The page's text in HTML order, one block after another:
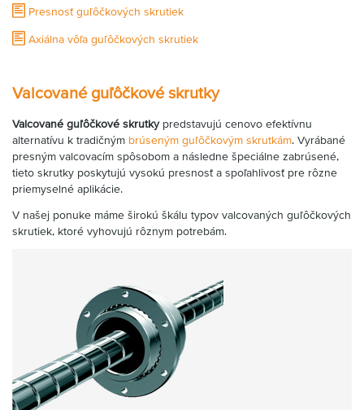
Presnosť guľôčkových skrutiek
Axiálna vôľa guľôčkových skrutiek
​Valcované guľôčkové skrutky
Valcované guľôčkové skrutkypredstavujú cenovo efektívnu
alternatívu k tradičným brúseným guľôčkovým skrutkám. Vyrábané
presným valcovacím spôsobom a následne špeciálne zabrúsené,
tieto skrutky poskytujú vysokú presnosť a spoľahlivosť pre rôzne
priemyselné aplikácie.
V našej ponuke máme širokú škálu typov valcovaných guľôčkových
skrutiek, ktoré vyhovujú rôznym potrebám.